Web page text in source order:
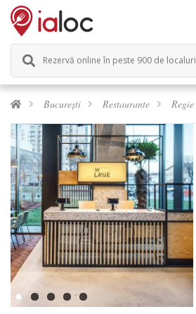
Rezervă online în peste 900 de localuri
București Restaurante Regie